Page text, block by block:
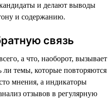
и делают выводы
и содержанию.
связь
а что, наоборот, вызывает
ли темы, которые повторяются
мнения, а индикаторы
отзывов в регулярную